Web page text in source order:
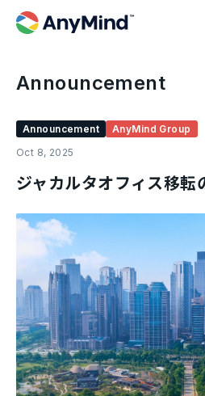
Announcement
Announcement
AnyMind Group
Oct 8, 2025
ジャカルタオフィス移転